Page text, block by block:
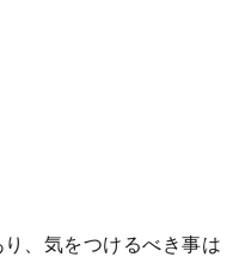
、気をつけるべき事は